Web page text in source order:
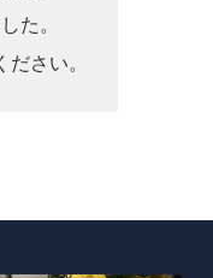
た。
さい。